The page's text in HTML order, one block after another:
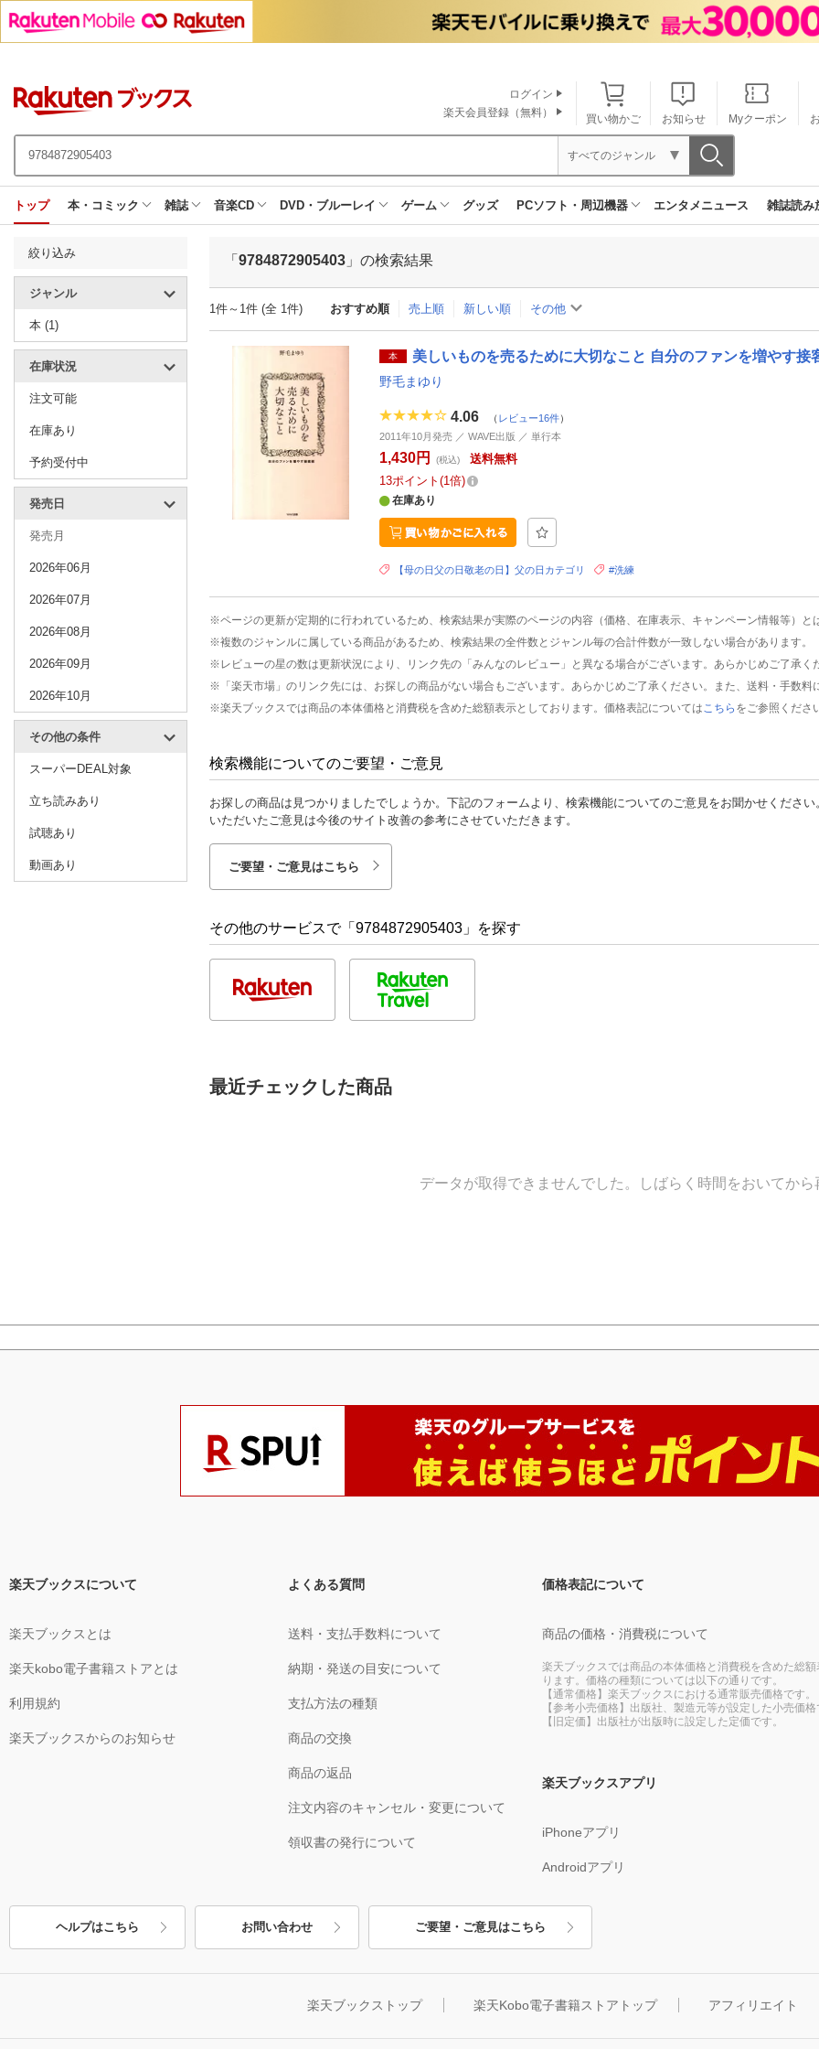
買い物かご お知らせ Myクーポン
ログイン
楽天会員登録（無料）
すべてのジャンル
トップ 本・コミック 雑誌 音楽CD DVD・ブルーレイ ゲーム グッズ PCソフト・周辺機器 エンタメニュース 雑誌読み
絞り込み
ジャンル
本 (1)
在庫状況
注文可能
在庫あり
予約受付中
発売日
発売月
2026年06月
2026年07月
2026年08月
2026年09月
2026年10月
その他の条件
スーパーDEAL対象
立ち読みあり
試聴あり
動画あり
「 9784872905403 」の検索結果
1件～1件 (全 1件) おすすめ順 売上順 新しい順 その他
本 美しいものを売るために大切なこと 自分のファンを増やす接
野毛まゆり
4.06 （ レビュー16件）
2011年10月発売 ／ WAVE出版 ／ 単行本
1,430円 (税込)
送料無料
13ポイント 1倍
在庫あり
【母の日父の日敬老の日】父の日カテゴリ #洗練
※ページの更新が定期的に行われているため、検索結果が実際のページの内容（価格、在庫表示、キャンペーン情報等）と
※複数のジャンルに属している商品があるため、検索結果の全件数とジャンル毎の合計件数が一致しない場合があります。
※レビューの星の数は更新状況により、リンク先の「みんなのレビュー」と異なる場合がございます。あらかじめご了承く
※「楽天市場」のリンク先には、お探しの商品がない場合もございます。あらかじめご了承ください。また、送料・手数料
※楽天ブックスでは商品の本体価格と消費税を含めた総額表示としております。価格表記については こちら をご参照くださ
検索機能についてのご要望・ご意見
お探しの商品は見つかりましたでしょうか。下記のフォームより、検索機能についてのご意見をお聞かせください
いただいたご意見は今後のサイト改善の参考にさせていただきます。
ご要望・ご意見はこちら
その他のサービスで「9784872905403」を探す
最近チェックした商品
データが取得できませんでした。しばらく時間をおいてから
楽天ブックスについて
楽天ブックスとは
楽天kobo電子書籍ストアとは
利用規約
楽天ブックスからのお知らせ
よくある質問
送料・支払手数料について
納期・発送の目安について
支払方法の種類
商品の交換
商品の返品
注文内容のキャンセル・変更について
領収書の発行について
価格表記について
商品の価格・消費税について
楽天ブックスでは商品の本体価格と消費税を含めた総額
ります。価格の種類については以下の通りです。
【通常価格】楽天ブックスにおける通常販売価格です。
【参考小売価格】出版社、製造元等が設定した小売価格
【旧定価】出版社が出版時に設定した定価です。
楽天ブックスアプリ
iPhoneアプリ
Androidアプリ
ヘルプはこちら お問い合わせ ご要望・ご意見はこちら
楽天ブックストップ 楽天Kobo電子書籍ストアトップ アフィリエイト